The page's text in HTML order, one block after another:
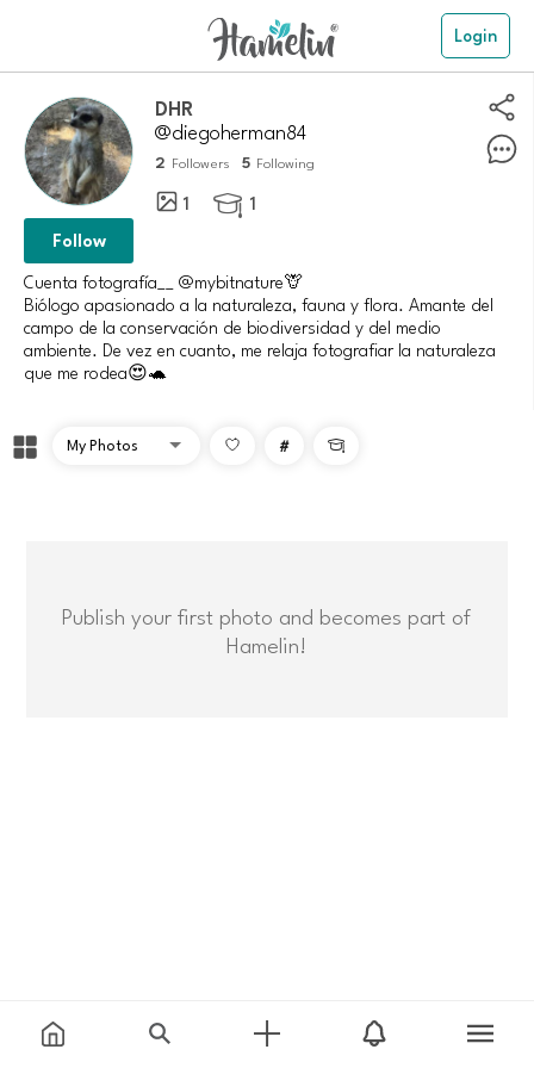
Login
DHR
@diegoherman84
2 Followers 5 Following
1  1
Follow
Cuenta fotografía__ @mybitnature🦒
Biólogo apasionado a la naturaleza, fauna y flora. Amante del
campo de la conservación de biodiversidad y del medio
ambiente. De vez en cuanto, me relaja fotografiar la naturaleza
que me rodea😍🐢
# 
Publish your first photo and becomes part of
Hamelin!